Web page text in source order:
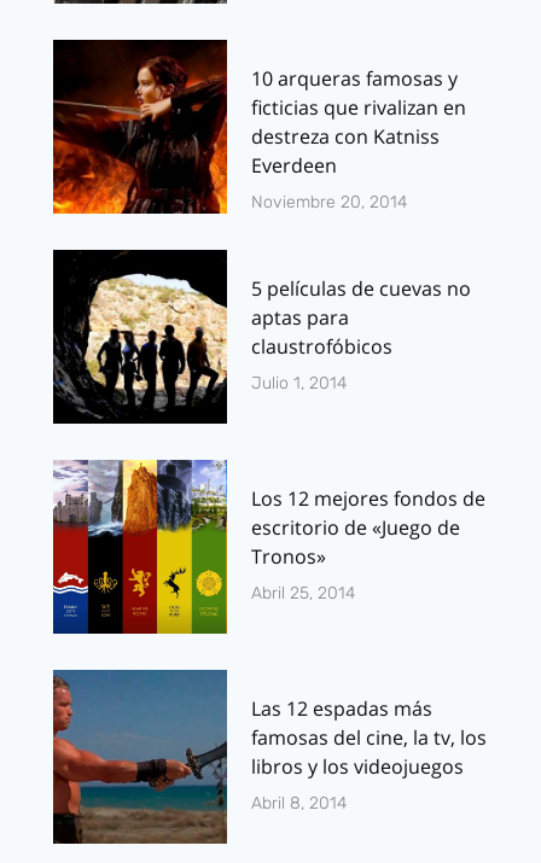
10 arqueras famosas y
ficticias que rivalizan en
destreza con Katniss
Everdeen
Noviembre 20, 2014
5 películas de cuevas no
aptas para
claustrofóbicos
Julio 1, 2014
Los 12 mejores fondos de
escritorio de «Juego de
Tronos»
Abril 25, 2014
Las 12 espadas más
famosas del cine, la tv, los
libros y los videojuegos
Abril 8, 2014